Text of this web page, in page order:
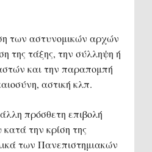
των αστυνομικών αρχών
της τάξης, την σύλληψη ή
και την παραπομπή
αστική κλπ.
πρόσθετη επιβολή
την κρίση της
των Πανεπιστημιακών